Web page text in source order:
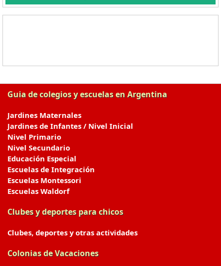
Guia de colegios y escuelas en Argentina
Jardines Maternales
Jardines de Infantes / Nivel Inicial
Nivel Primario
Nivel Secundario
Educación Especial
Escuelas de Integración
Escuelas Montessori
Escuelas Waldorf
Clubes y deportes para chicos
Clubes, deportes y otras actividades
Colonias de Vacaciones